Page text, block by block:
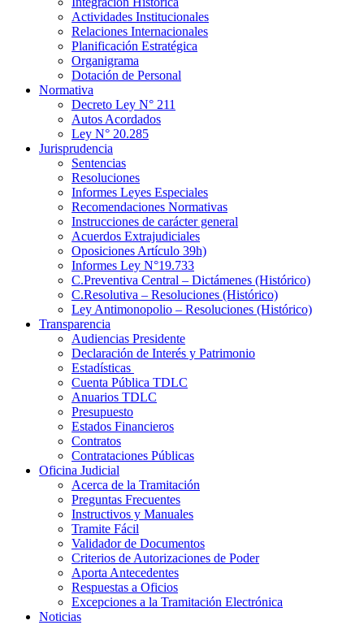
Actividades Institucionales
Relaciones Internacionales
Planificación Estratégica
Organigrama
Dotación de Personal
Normativa
Decreto Ley N° 211
Autos Acordados
Ley N° 20.285
Jurisprudencia
Sentencias
Resoluciones
Informes Leyes Especiales
Recomendaciones Normativas
Instrucciones de carácter general
Acuerdos Extrajudiciales
Oposiciones Artículo 39h)
Informes Ley N°19.733
C.Preventiva Central – Dictámenes (Histórico)
C.Resolutiva – Resoluciones (Histórico)
Ley Antimonopolio – Resoluciones (Histórico)
Transparencia
Audiencias Presidente
Declaración de Interés y Patrimonio
Estadísticas
Cuenta Pública TDLC
Anuarios TDLC
Presupuesto
Estados Financieros
Contratos
Contrataciones Públicas
Oficina Judicial
Acerca de la Tramitación
Preguntas Frecuentes
Instructivos y Manuales
Tramite Fácil
Validador de Documentos
Criterios de Autorizaciones de Poder
Aporta Antecedentes
Respuestas a Oficios
Excepciones a la Tramitación Electrónica
Noticias